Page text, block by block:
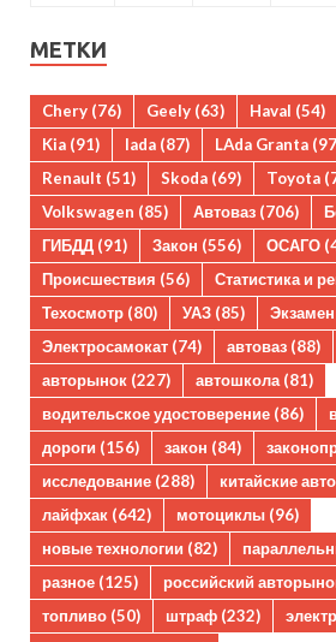
МЕТКИ
Chery (76) Geely (63) Haval (54)
Kia (91) lada (87) LAda Granta
Renault (51) Skoda (69) Toyota
Volkswagen (85) Автоваз (706)
ГИБДД (91) Закон (556) ОСАГО
Происшествия (56) Статистика и
Техосмотр (80) УАЗ (85) Экзамен
Электросамокат (74) автоваз (88)
авторынок (227) автошкола(81)
водительское удостоверение (86)
дороги (156) закон (84)
исследование (288) китайские
лайфхак (642) мотоциклы (96)
новые технологии (82)
разное (125) российский
топливо (50) штраф (232)